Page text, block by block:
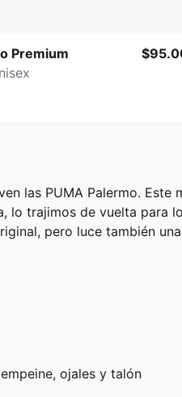
Premium
las PUMA Palermo.
lo trajimos de vuelta para
pero luce también
ojales y talón